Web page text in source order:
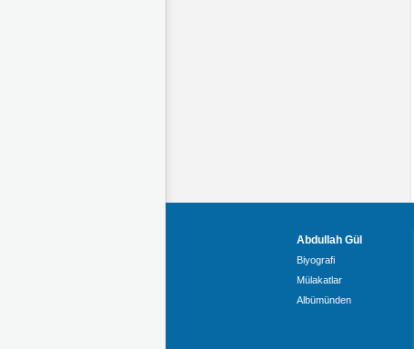
Abdullah Gül
Biyografi
Mülakatlar
Albümünden